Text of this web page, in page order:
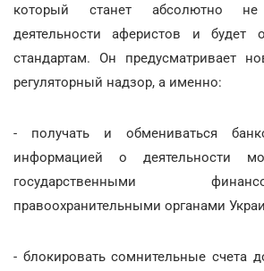
который станет абсолютно
деятельности аферистов и будет
стандартам. Он предусматривает
регуляторный надзор, а именно:
- получать и обмениваться
информацией о деятельности
государственными
правоохранительными органами
- блокировать сомнительные счета